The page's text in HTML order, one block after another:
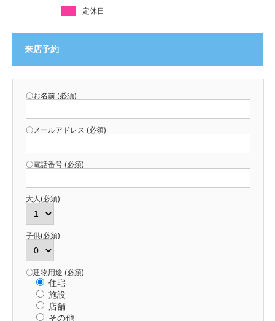
定休日
来店予約
〇お名前 (必須)
〇メールアドレス (必須)
〇電話番号 (必須)
大人(必須)
子供(必須)
〇建物用途 (必須)
住宅
施設
店舗
その他